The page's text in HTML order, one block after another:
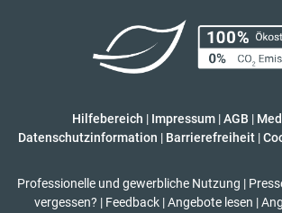
Hilfebereich | Impressum |AGB |
Datenschutzinformation | Barrierefreiheit |
Professionelle und gewerbliche Nutzung |
vergessen? | Feedback | Angebote lesen |